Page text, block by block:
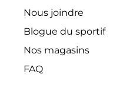
Nous joindre
Blogue du sportif
Nos magasins
FAQ